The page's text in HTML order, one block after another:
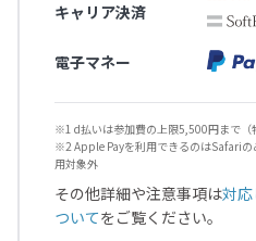
キャリア決済
電子マネー
※1 d払いは参加費の上限5,500円まで（
※2 Apple Payを利用できるのはSafariの
用対象外
その他詳細や注意事項は対
ついてをご覧ください。